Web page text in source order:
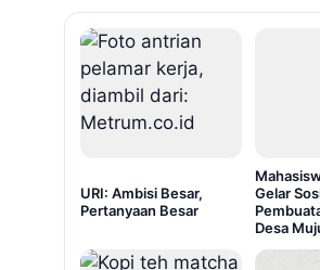
URI: Ambisi Besar,
Pertanyaan Besar
Gelar
Desa